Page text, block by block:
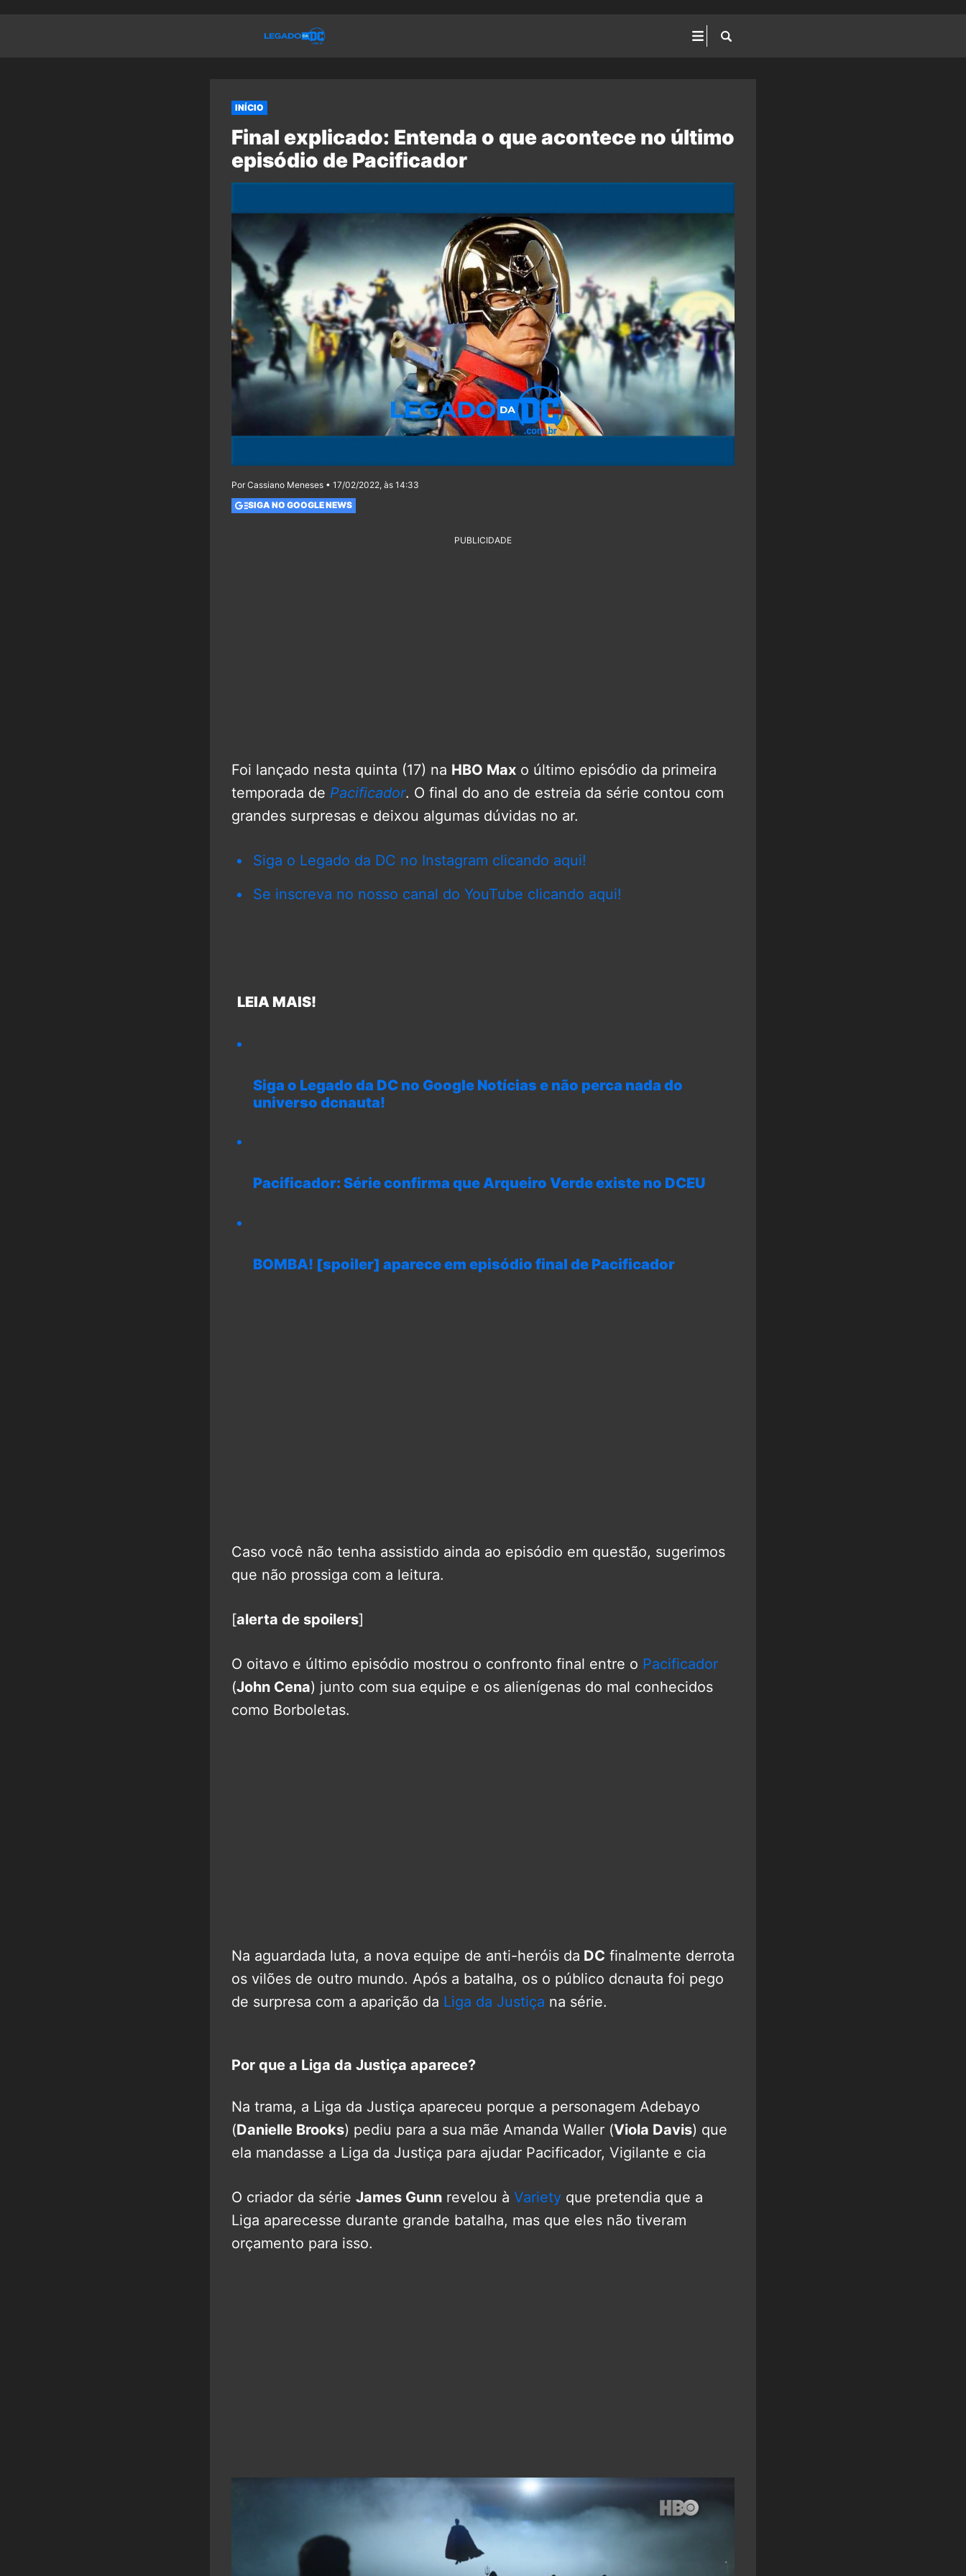
INÍCIO
Final explicado: Entenda o que acontece no último
episódio de Pacificador
Por Cassiano Meneses • 17/02/2022, às 14:33
SIGA NO GOOGLE NEWS
PUBLICIDADE
Foi lançado nesta quinta (17) na HBO Max o último episódio da primeira
temporada de Pacificador. O final do ano de estreia da série contou com
grandes surpresas e deixou algumas dúvidas no ar.
Siga o Legado da DC no Instagram clicando aqui!
Se inscreva no nosso canal do YouTube clicando aqui!
LEIA MAIS!
Siga o Legado da DC no Google Notícias e não perca nada do
universo dcnauta!
Pacificador: Série confirma que Arqueiro Verde existe no DCEU
BOMBA! [spoiler] aparece em episódio final de Pacificador
Caso você não tenha assistido ainda ao episódio em questão, sugerimos
que não prossiga com a leitura.
[alerta de spoilers]
O oitavo e último episódio mostrou o confronto final entre o Pacificador
(John Cena) junto com sua equipe e os alienígenas do mal conhecidos
como Borboletas.
Na aguardada luta, a nova equipe de anti-heróis da DC finalmente derrota
os vilões de outro mundo. Após a batalha, os o público dcnauta foi pego
de surpresa com a aparição da Liga da Justiça na série.
Por que a Liga da Justiça aparece?
Na trama, a Liga da Justiça apareceu porque a personagem Adebayo
(Danielle Brooks) pediu para a sua mãe Amanda Waller (Viola Davis) que
ela mandasse a Liga da Justiça para ajudar Pacificador, Vigilante e cia
O criador da série James Gunn revelou à Variety que pretendia que a
Liga aparecesse durante grande batalha, mas que eles não tiveram
orçamento para isso.